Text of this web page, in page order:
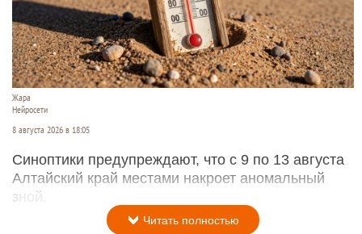
Жара
Нейросети
8 августа 2026 в 18:05
Синоптики предупреждают, что с 9 по 13 августа
Алтайский край местами накроет аномальный
зной.
Читать полностью